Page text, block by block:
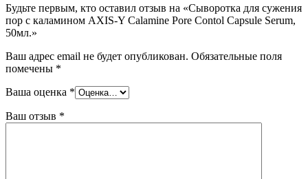
Будьте первым, кто оставил отзыв на «Сыворотка для сужения
пор с каламином AXIS-Y Calamine Pore Contol Capsule Serum,
50мл.»
Ваш адрес email не будет опубликован. Обязательные поля
помечены *
Ваша оценка *
Ваш отзыв *